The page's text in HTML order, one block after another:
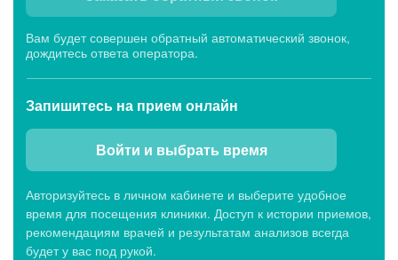
Клиника МЕДСИ-ДИАЛАЙН, ул.
Сб: c 07:00 до 19:00, Вс: c 07:45 до 15:00
Показать еще (6)
Клиники первичного приема
Вам будет совершен обратный автоматический звонок,
дождитесь ответа оператора.
Запишитесь на прием онлайн
Войти и выбрать время
Авторизуйтесь в личном кабинете и выберите удобное
время для посещения клиники. Доступ к истории приемов,
рекомендациям врачей и результатам анализов всегда
будет у вас под рукой.